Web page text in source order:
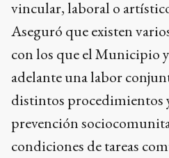
vincular, laboral o
Aseguró que existen
con los que el Municipio
adelante una labor
distintos procedimientos
prevención
condiciones de tareas